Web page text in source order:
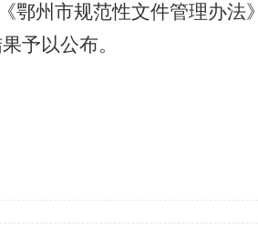
鄂州市规范性文件管理办法
予以公布。